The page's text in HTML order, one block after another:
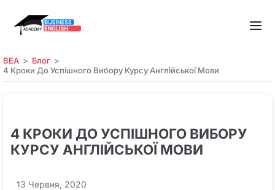
BEA
Блог
4 Кроки До Успішного Вибору Курсу Англійської Мови
4 КРОКИ ДО УСПІШНОГО ВИБОРУ
КУРСУ АНГЛІЙСЬКОЇ МОВИ
13 Червня, 2020